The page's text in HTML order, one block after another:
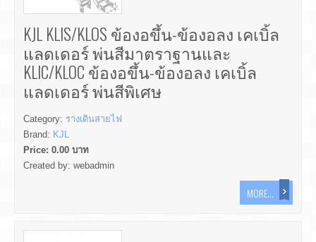
KJL KLIS/KLOS ข้องอขึ้น-ข้องอลง เคเบิ้ล
แลดเดอร์ พ่นสีมาตราฐานและ
KLIC/KLOC ข้องอขึ้น-ข้องอลง เคเบิ้ล
แลดเดอร์ พ่นสีพิเศษ
Category: รางเดินสายไฟ
Brand: KJL
Price: 0.00 บาท
Created by: webadmin
MORE...